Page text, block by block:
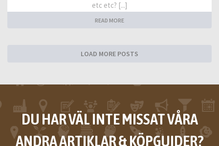
etc etc? [...]
READ MORE
LOAD MORE POSTS
DU HAR VÄL INTE MISSAT VÅRA
ANDRA ARTIKLAR & KÖPGUIDER?